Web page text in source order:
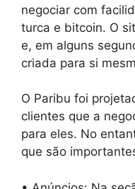
negociar com
turca e bitcoin. O
e, em alguns
criada para si
O Paribu foi
clientes que a
para eles. No
que são